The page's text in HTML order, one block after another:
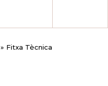
» Fitxa Tècnica